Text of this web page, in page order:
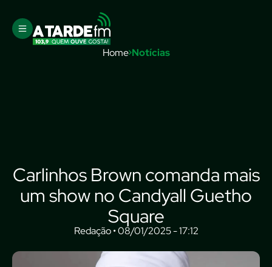
Home Notícias
Carlinhos Brown comanda mais
um show no Candyall Guetho
Square
Redação • 08/01/2025 - 17:12